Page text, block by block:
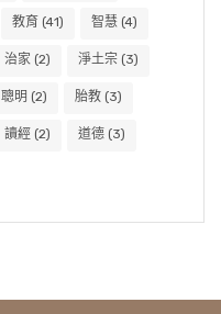
教育 (41) 智慧 (4)
治家 (2) 淨土宗 (3)
聰明 (2) 胎教 (3)
讀經 (2) 道德 (3)